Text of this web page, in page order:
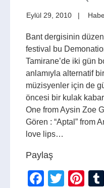
Eylül 29, 2010
Bant dergisinin
festival bu
Tamirane’de iki gün
anlamıyla alternatif
müzisyenler için de
öncesi bir kulak
One from Aysin Zoe
Gören : “Aptal” from
love lips…
Paylaş